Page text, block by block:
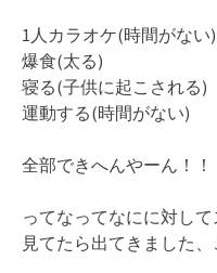
1人カラオケ(時間がない)
爆食(太る)
寝る(子供に起こされる)
運動する(時間がない)
全部できへんやーん！
ってなってなにに対し
見てたら出てきました